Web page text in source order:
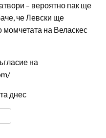
– вероятно пак ще
че Левски ще
момчетата на Веласкес
на
днес